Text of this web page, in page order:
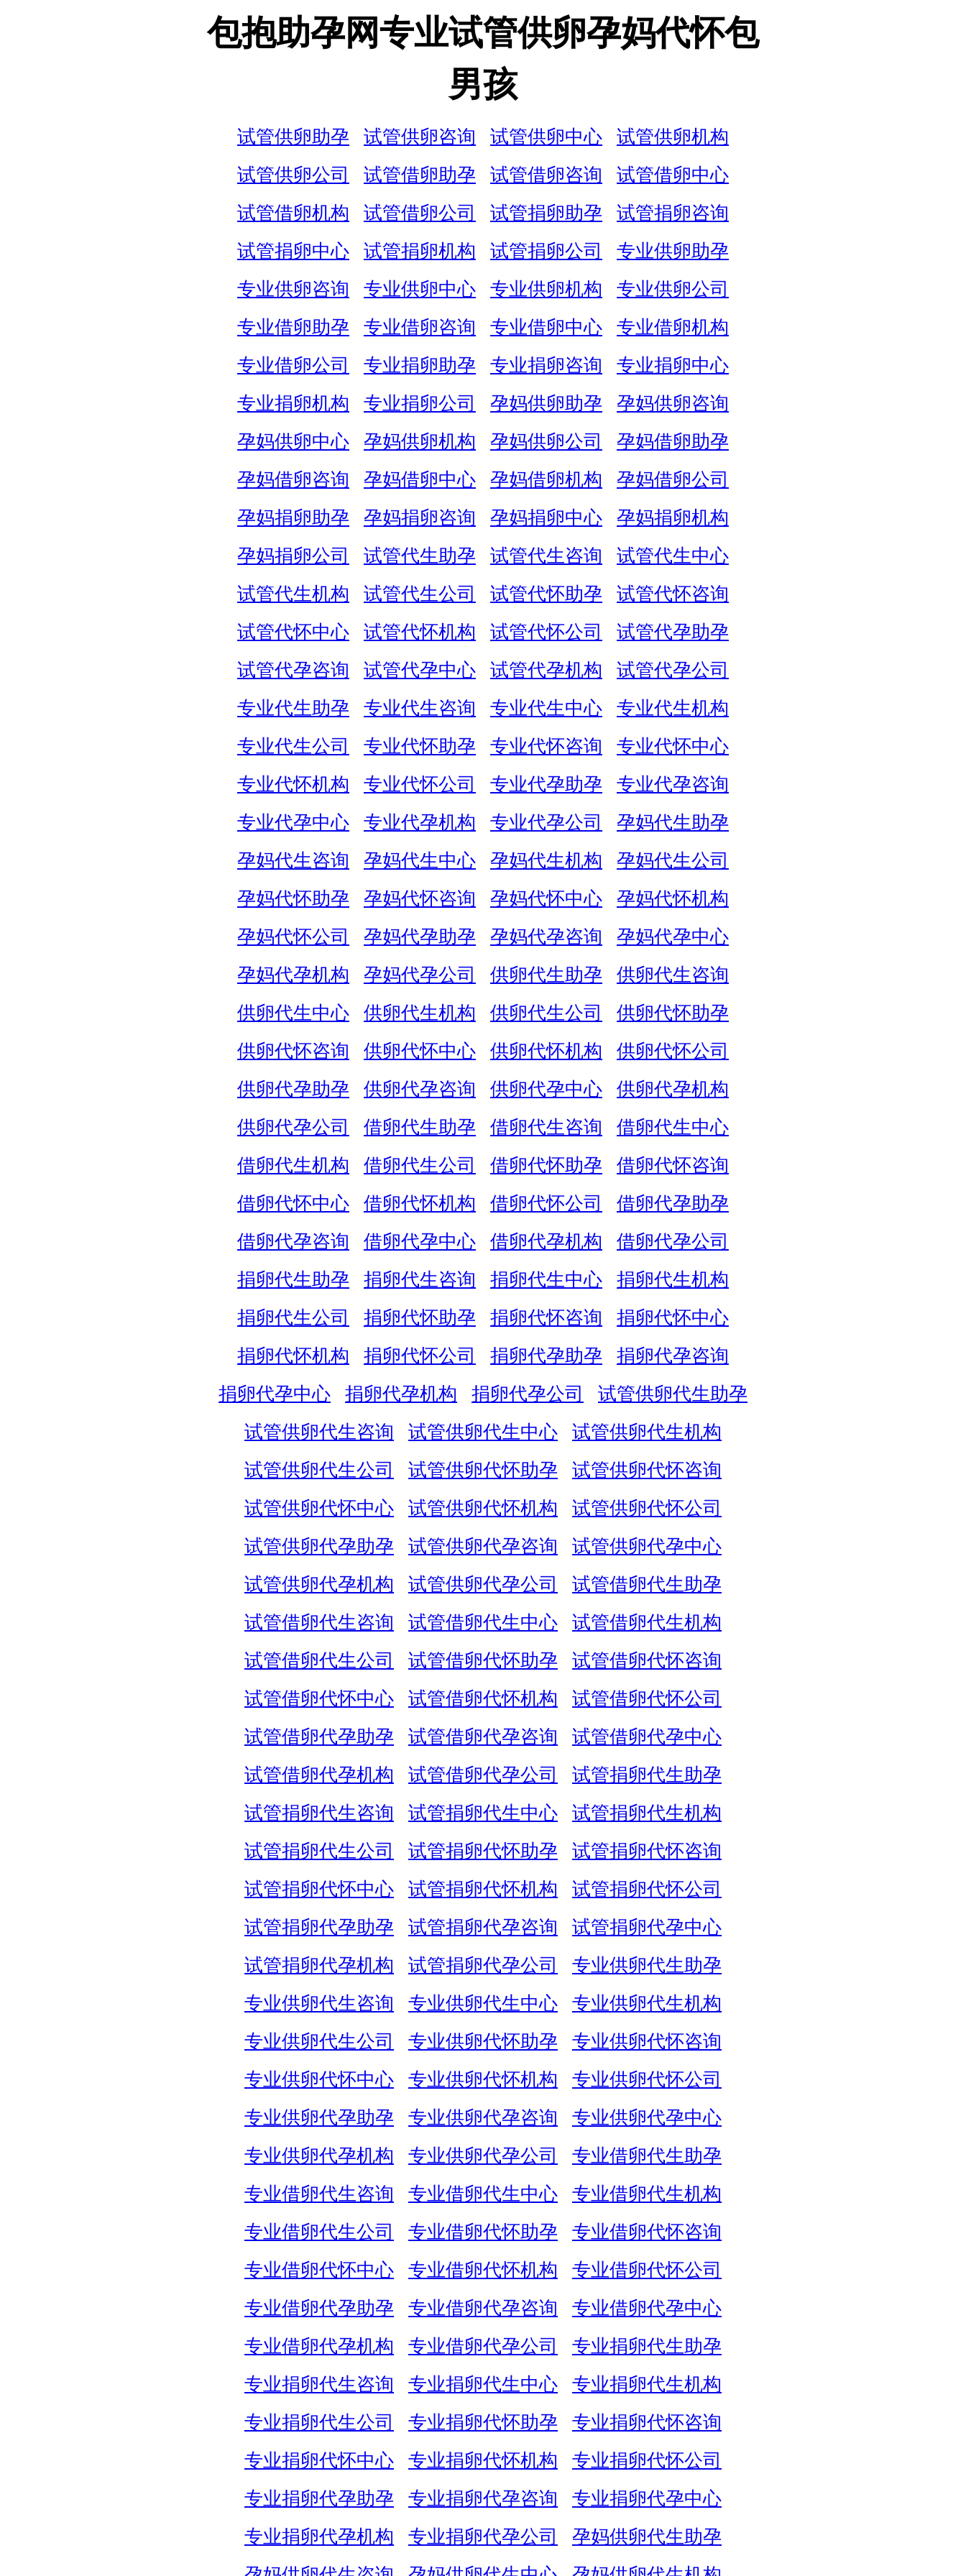
包抱助孕网专业试管供卵孕妈代怀包
男孩
试管供卵助孕 试管供卵咨询 试管供卵中心
试管供卵机构
试管供卵公司
试管借卵助孕 试管借卵咨询
试管借卵中心
试管借卵机构
试管借卵公司 试管捐卵助孕
试管捐卵咨询
试管捐卵中心
试管捐卵机构 试管捐卵公司
专业供卵助孕
专业供卵咨询
专业供卵中心 专业供卵机构
专业供卵公司
专业借卵助孕
专业借卵咨询 专业借卵中心
专业借卵机构
专业借卵公司
专业捐卵助孕 专业捐卵咨询
专业捐卵中心
专业捐卵机构
专业捐卵公司 孕妈供卵助孕
孕妈供卵咨询
孕妈供卵中心
孕妈供卵机构 孕妈供卵公司
孕妈借卵助孕
孕妈借卵咨询
孕妈借卵中心 孕妈借卵机构
孕妈借卵公司
孕妈捐卵助孕
孕妈捐卵咨询 孕妈捐卵中心
孕妈捐卵机构
孕妈捐卵公司
试管代生助孕 试管代生咨询
试管代生中心
试管代生机构
试管代生公司 试管代怀助孕
试管代怀咨询
试管代怀中心
试管代怀机构 试管代怀公司
试管代孕助孕
试管代孕咨询
试管代孕中心 试管代孕机构
试管代孕公司
专业代生助孕
专业代生咨询 专业代生中心
专业代生机构
专业代生公司
专业代怀助孕 专业代怀咨询
专业代怀中心
专业代怀机构
专业代怀公司 专业代孕助孕
专业代孕咨询
专业代孕中心
专业代孕机构 专业代孕公司
孕妈代生助孕
孕妈代生咨询
孕妈代生中心 孕妈代生机构
孕妈代生公司
孕妈代怀助孕
孕妈代怀咨询 孕妈代怀中心
孕妈代怀机构
孕妈代怀公司
孕妈代孕助孕 孕妈代孕咨询
孕妈代孕中心
孕妈代孕机构
孕妈代孕公司 供卵代生助孕
供卵代生咨询
供卵代生中心
供卵代生机构 供卵代生公司
供卵代怀助孕
供卵代怀咨询
供卵代怀中心 供卵代怀机构
供卵代怀公司
供卵代孕助孕
供卵代孕咨询 供卵代孕中心
供卵代孕机构
供卵代孕公司
借卵代生助孕 借卵代生咨询
借卵代生中心
借卵代生机构
借卵代生公司 借卵代怀助孕
借卵代怀咨询
借卵代怀中心
借卵代怀机构 借卵代怀公司
借卵代孕助孕
借卵代孕咨询
借卵代孕中心 借卵代孕机构
借卵代孕公司
捐卵代生助孕
捐卵代生咨询 捐卵代生中心
捐卵代生机构
捐卵代生公司
捐卵代怀助孕 捐卵代怀咨询
捐卵代怀中心
捐卵代怀机构
捐卵代怀公司 捐卵代孕助孕
捐卵代孕咨询
捐卵代孕中心
捐卵代孕机构 捐卵代孕公司
试管供卵代生助孕
试管供卵代生咨询
试管供卵代生中心
试管供卵代生机构
试管供卵代生公司
试管供卵代怀助孕
试管供卵代怀咨询
试管供卵代怀中心
试管供卵代怀机构
试管供卵代怀公司
试管供卵代孕助孕
试管供卵代孕咨询
试管供卵代孕中心
试管供卵代孕机构
试管供卵代孕公司
试管借卵代生助孕
试管借卵代生咨询
试管借卵代生中心
试管借卵代生机构
试管借卵代生公司
试管借卵代怀助孕
试管借卵代怀咨询
试管借卵代怀中心
试管借卵代怀机构
试管借卵代怀公司
试管借卵代孕助孕
试管借卵代孕咨询
试管借卵代孕中心
试管借卵代孕机构
试管借卵代孕公司
试管捐卵代生助孕
试管捐卵代生咨询
试管捐卵代生中心
试管捐卵代生机构
试管捐卵代生公司
试管捐卵代怀助孕
试管捐卵代怀咨询
试管捐卵代怀中心
试管捐卵代怀机构
试管捐卵代怀公司
试管捐卵代孕助孕
试管捐卵代孕咨询
试管捐卵代孕中心
试管捐卵代孕机构
试管捐卵代孕公司
专业供卵代生助孕
专业供卵代生咨询
专业供卵代生中心
专业供卵代生机构
专业供卵代生公司
专业供卵代怀助孕
专业供卵代怀咨询
专业供卵代怀中心
专业供卵代怀机构
专业供卵代怀公司
专业供卵代孕助孕
专业供卵代孕咨询
专业供卵代孕中心
专业供卵代孕机构
专业供卵代孕公司
专业借卵代生助孕
专业借卵代生咨询
专业借卵代生中心
专业借卵代生机构
专业借卵代生公司
专业借卵代怀助孕
专业借卵代怀咨询
专业借卵代怀中心
专业借卵代怀机构
专业借卵代怀公司
专业借卵代孕助孕
专业借卵代孕咨询
专业借卵代孕中心
专业借卵代孕机构
专业借卵代孕公司
专业捐卵代生助孕
专业捐卵代生咨询
专业捐卵代生中心
专业捐卵代生机构
专业捐卵代生公司
专业捐卵代怀助孕
专业捐卵代怀咨询
专业捐卵代怀中心
专业捐卵代怀机构
专业捐卵代怀公司
专业捐卵代孕助孕
专业捐卵代孕咨询
专业捐卵代孕中心
专业捐卵代孕机构
专业捐卵代孕公司
孕妈供卵代生助孕